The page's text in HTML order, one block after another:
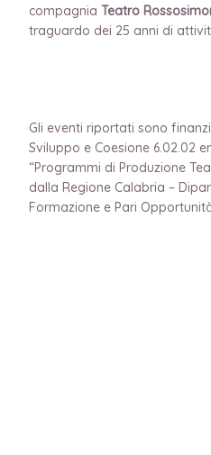
compagnia Teatro
traguardo dei 25 anni di
Gli eventi riportati sono
Sviluppo e Coesione 6.02.02
“Programmi di Produzione
dalla Regione Calabria –
Formazione e Pari